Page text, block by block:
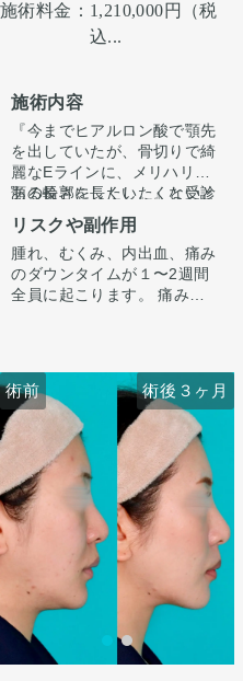
施術料金： 1,210,000円（税
込...
施術内容
『今までヒアルロン酸で顎先
を出していたが、骨切りで綺
麗なEラインに、メリハリの
ある輪郭にしたい。』と受診
されました。
顎の長さを長くしたくないと
いう希望がありましたので、
中抜きの施術とあわせてオト
ガイ形成させていただきまし
た。
カウンセリング時に3Dシミュ
レーションでどのくらい顎を
出すかをご本人様とすり合わ
フェイスラインが手術前ぼや
けた印象ですが、スッキリシ
ャープな輪郭になりました。
顔の脂肪吸引はただ吸引すれ
ばいいわけではなく、バラン
ス良く吸うところはしっかり
吸い、残すところは適量残す
ことが大事です。
術後4ヶ月で腫れも引いて綺
麗なEラインができていま
す。
ここからもう少しスッキリし
て術後半年で完成します。
オトガイ形成は、後ろに下が
っている顎先の骨をそのまま
前に出す施術のため、正面か
ら見た時の顎先の長さがどう
しても少し長くなります。
そのため、同時に中抜きもす
ることで顎の長さを同じくら
い、もしくは短くしつつ前に
出すことが可能です。
リスクや副作用
腫れ、むくみ、内出血、痛み
のダウンタイムが１〜2週間
全員に起こります。 痛みは
なります。 内出血は平均2週
間くらいで目立たなくなりま
す。 顎先や下唇の痺れが出る
ことがあります。多くは通常
1ヶ月以内に改善します。 脂
肪を吸ったところは1から3ヶ
月ツッパリ感がでます。ツッ
パリ感が出ても動かして大丈
夫です。 稀に感染があります
が、そのような際は責任を持
って当院で治療します。 仕上
がりには個人差があるので、
手術を受けた人全員がこの写
真の様な変化をするわけでは
ありませんのでご注意下さ
術前 術後３ヶ月
術前 術後２ヶ月